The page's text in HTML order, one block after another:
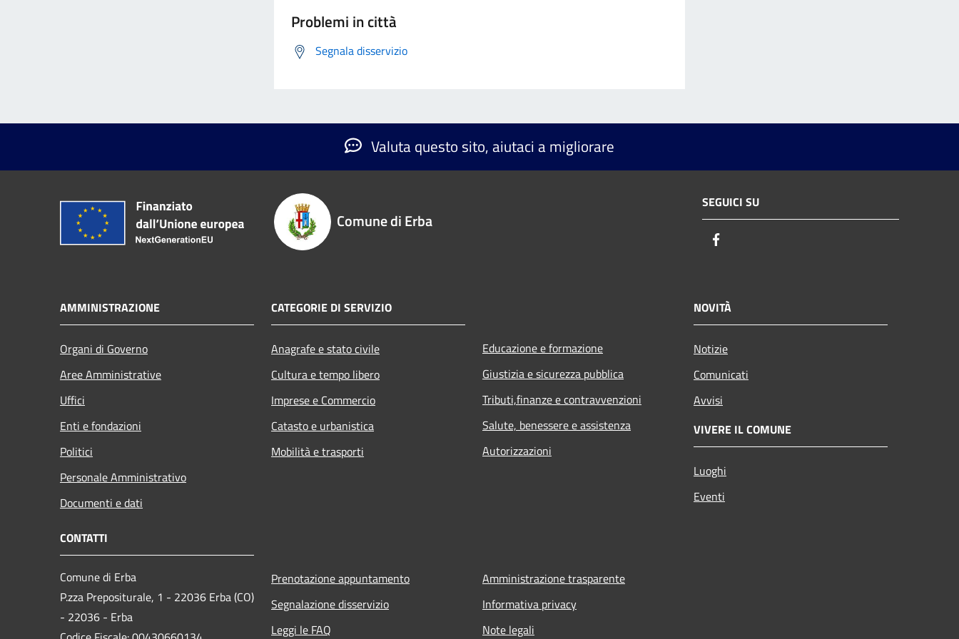
Problemi in città
Segnala disservizio
Valuta questo sito, aiutaci a migliorare
Comune di Erba
SEGUICI SU
AMMINISTRAZIONE
Organi di Governo
Aree Amministrative
Uffici
Enti e fondazioni
Politici
Personale Amministrativo
Documenti e dati
CATEGORIE DI SERVIZIO
Anagrafe e stato civile
Cultura e tempo libero
Imprese e Commercio
Catasto e urbanistica
Mobilità e trasporti
Educazione e formazione
Giustizia e sicurezza pubblica
Tributi,finanze e contravvenzioni
Salute, benessere e assistenza
Autorizzazioni
NOVITÀ
Notizie
Comunicati
Avvisi
VIVERE IL COMUNE
Luoghi
Eventi
CONTATTI
Comune di Erba
P.zza Prepositurale, 1 - 22036 Erba (CO)
- 22036 - Erba
Prenotazione appuntamento
Segnalazione disservizio
Leggi le FAQ
Amministrazione trasparente
Informativa privacy
Note legali